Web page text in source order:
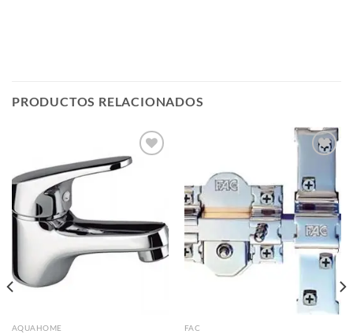
PRODUCTOS RELACIONADOS
AQUAHOME
a la
lista de
deseos
FAC